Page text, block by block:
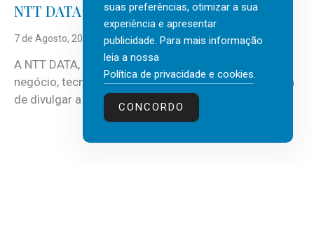
NTT DATA Insurtech Global Outlook 2026
7 de Agosto, 2026
A NTT DATA, consultora global em serviços de
negócio, tecnologia e inteligência artificial (IA), acaba
de divulgar a mais recente...
suas preferências, otimizar a sua
experiência e apresentar
publicidade. Para mais informação
leia a nossa
Política de privacidade e cookies.
CONCORDO